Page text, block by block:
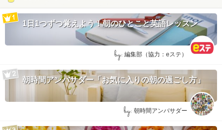
1日1つずつ覚えよう！朝のひとこと英語レッスン
by: 編集部（協力：eステ）
朝時間アンバサダー「お気に入りの朝の過ごし方」
by: 朝時間アンバサダー